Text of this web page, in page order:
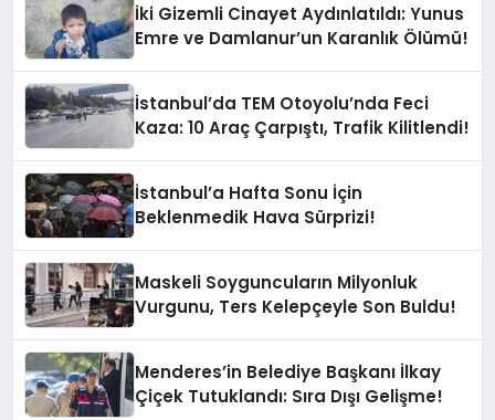
İki Gizemli Cinayet Aydınlatıldı: Yunus
Emre ve Damlanur’un Karanlık Ölümü!
İstanbul’da TEM Otoyolu’nda Feci
Kaza: 10 Araç Çarpıştı, Trafik Kilitlendi!
İstanbul’a Hafta Sonu İçin
Beklenmedik Hava Sürprizi!
Maskeli Soyguncuların Milyonluk
Vurgunu, Ters Kelepçeyle Son Buldu!
Menderes’in Belediye Başkanı İlkay
Çiçek Tutuklandı: Sıra Dışı Gelişme!